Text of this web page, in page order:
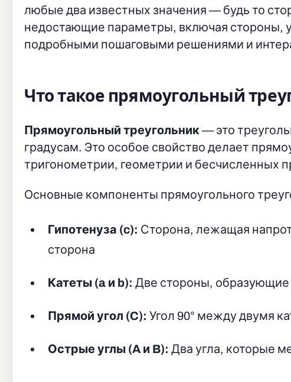
любые два известных значения — будь то
недостающие параметры, включая стороны,
подробными пошаговыми решениями и
Что такое прямоугольный
Прямоугольный треугольник— это
градусам. Это особое свойство делает
тригонометрии, геометрии и бесчисленных
Основные компоненты прямоугольного
Гипотенуза (c): Сторона, лежащая
сторона
Катеты (a и b): Две стороны, образующие
Прямой угол (C): Угол 90° между двумя
Острые углы (A и B): Два угла, которые